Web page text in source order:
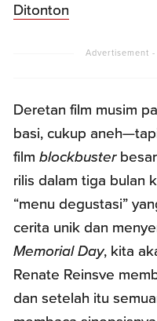
Ditonton
Deretan film musim
basi, cukup
filmblockbusterbesar
rilis dalam tiga bulan
“menu degustasi”
cerita unik dan
Memorial Day, kita
Renate Reinsve
dan setelah itu